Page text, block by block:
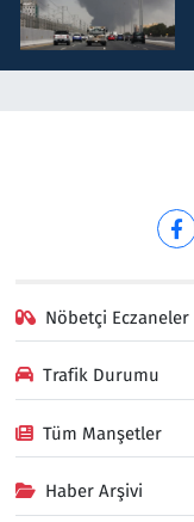
Nöbetçi Eczaneler
Trafik Durumu
Tüm Manşetler
Haber Arşivi